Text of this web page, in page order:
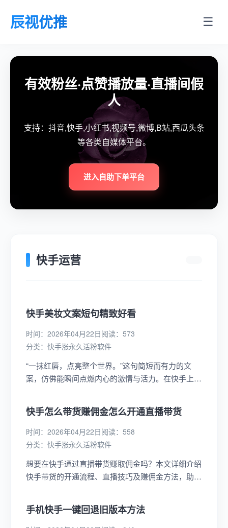
辰视优推 ☰
有效粉丝·点赞播放量·直播间假
人
支持：抖音,快手,小红书,视频号,微博,B站,西瓜头条
等各类自媒体平台。
进入自助下单平台
快手运营
快手美妆文案短句精致好看
时间：2026年04月22日阅读：573
分类： 快手涨永久活粉软件
“一抹红唇，点亮整个世界。”这句简短而有力的文
案，仿佛能瞬间点燃内心的激情与活力。在快手上，
快手怎么带货赚佣金怎么开通直播带货
时间：2026年04月22日阅读：558
分类： 快手涨永久活粉软件
想要在快手通过直播带货赚取佣金吗？本文详细介绍
快手带货的开通流程、直播技巧及赚佣金方法，助你
手机快手一键回退旧版本方法